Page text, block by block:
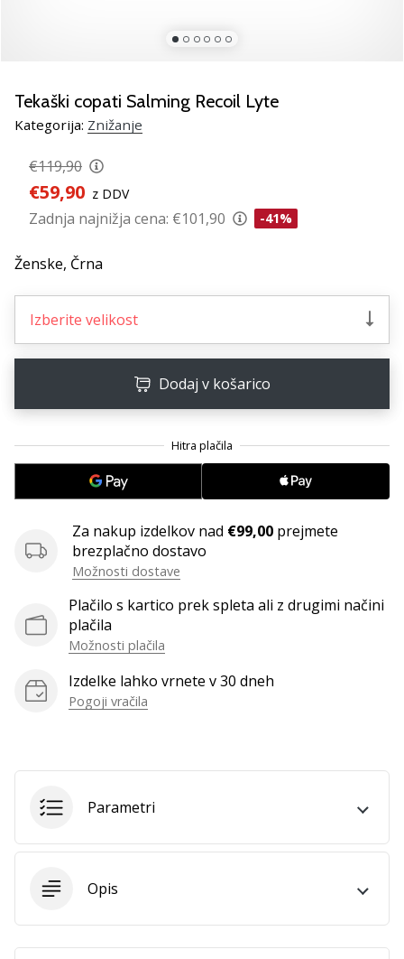
mi?
Pridruži
nam
kot
brend
ambasador/ka.
2 min. branja
svojo
spletno
blog,
upravljate
Facebook
stran
forum?
Začnite
Pridružite
se
Prikaži
vse
članke
Tekaški copati Salming Recoil Lyte
Kategorija: Znižanje
€119,90
€59,90 z DDV
Zadnja najnižja cena: €101,90 -41%
Ženske, Črna
Izberite velikost
Dodaj v košarico
Za nakup izdelkov nad €99,00 prejmete
brezplačno dostavo
Možnosti dostave
Plačilo s kartico prek spleta ali z drugimi načini
plačila
Možnosti plačila
Izdelke lahko vrnete v 30 dneh
Pogoji vračila
Parametri
Opis